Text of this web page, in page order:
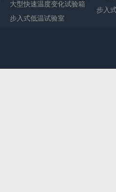
大型快速温度变化试验箱
步入式低温试验室
步入